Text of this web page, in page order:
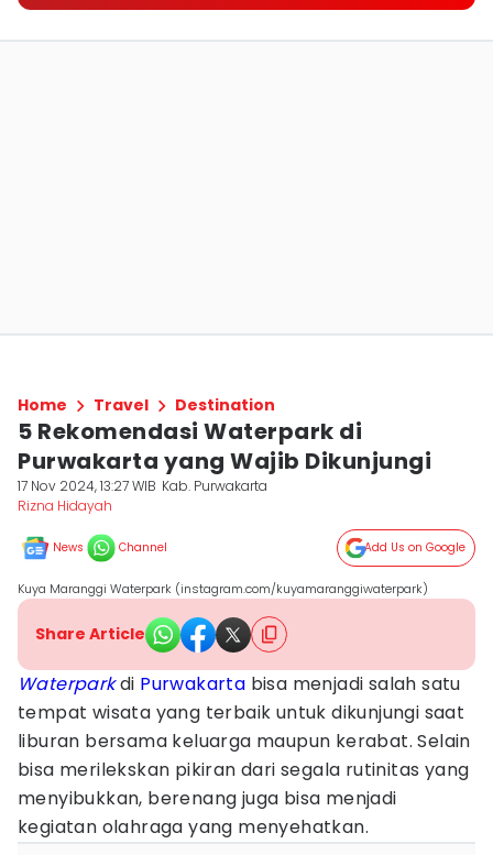
Home Travel Destination
5 Rekomendasi Waterpark di
Purwakarta yang Wajib Dikunjungi
17 Nov 2024, 13:27 WIB Kab. Purwakarta
Rizna Hidayah
News Channel Add Us on Google
Kuya Maranggi Waterpark (instagram.com/kuyamaranggiwaterpark)
Share Article
Waterparkdi Purwakarta bisa menjadi salah satu
tempat wisata yang terbaik untuk dikunjungi saat
liburan bersama keluarga maupun kerabat. Selain
bisa merilekskan pikiran dari segala rutinitas yang
menyibukkan, berenang juga bisa menjadi
kegiatan olahraga yang menyehatkan.